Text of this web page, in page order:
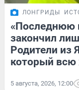
ЛОНГРИДЫ
«Последнюю
закончил
Родители из
который всю
5 августа, 2026, 12:00